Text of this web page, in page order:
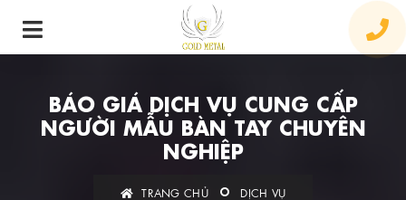
BÁO GIÁ DỊCH VỤ CUNG CẤP
NGƯỜI MẪU BÀN TAY CHUYÊN
NGHIỆP
TRANG CHỦ DỊCH VỤ